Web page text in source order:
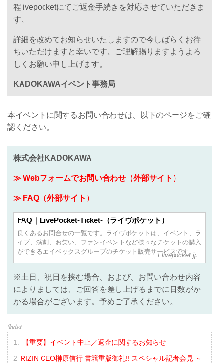
程livepocketにてご返金手続きを対応させていただきま
す。
詳細を改めてお知らせいたしますので今しばらくお待
ちいただけますと幸いです。ご理解賜りますようよろ
しくお願い申し上げます。
KADOKAWAイベント事務局
本イベントに関するお問い合わせは、以下のページをご確
認ください。
株式会社KADOKAWA
≫ Webフォームでお問い合わせ（外部サイト）
≫ FAQ（外部サイト）
FAQ｜LivePocket-Ticket-（ライヴポケット）
良くあるお問合せの一覧です。ライヴポケットは、イベント、ラ
イブ、演劇、お笑い、ファンイベントなど様々なチケットの購入
ができるエイベックスグループのチケット販売サービスです。
t.livepocket.jp
※土日、祝日を挟む場合、および、お問い合わせ内容
によりましては、ご回答を差し上げるまでに日数がか
かる場合がございます。予めご了承ください。
【重要】イベント中止／返金に関するお知らせ
RIZIN CEO榊原信行 書籍重版御礼!! スペシャル記者会見 ～